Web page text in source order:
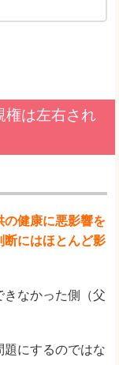
権は左右され
の健康に悪影響を
断にはほとんど影
なかった側（父
題にするのではな